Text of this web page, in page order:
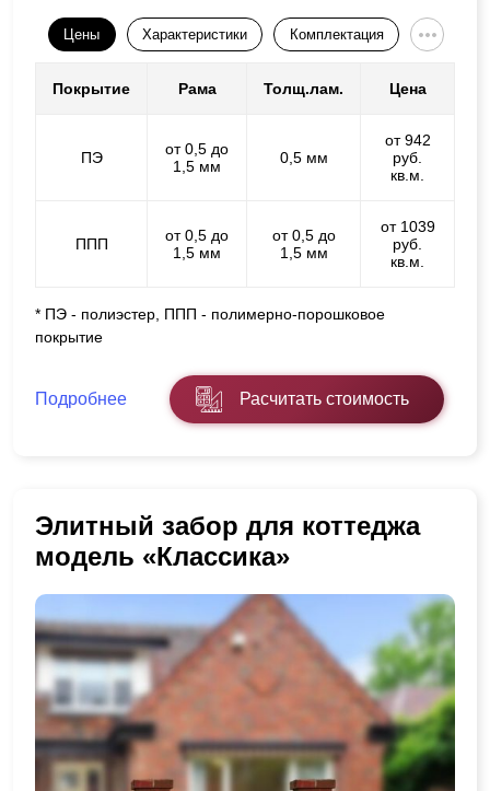
Цены Характеристики Комплектация
Покрытие Рама Толщ.лам. Цена
ПЭ
от 0,5 до
1,5 мм
0,5 мм
от 942
руб.
кв.м.
ППП
от 0,5 до
1,5 мм
от 0,5 до
1,5 мм
от 1039
руб.
кв.м.
* ПЭ - полиэстер, ППП - полимерно-порошковое
покрытие
Подробнее Расчитать стоимость
Элитный забор для коттеджа
модель «Классика»